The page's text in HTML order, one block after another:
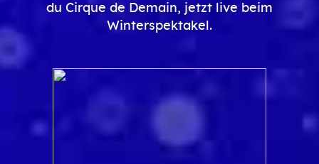
du Cirque de Demain, jetzt live beim
Winterspektakel.